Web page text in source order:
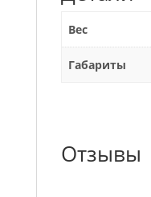
Вес
Габариты
Отзывы